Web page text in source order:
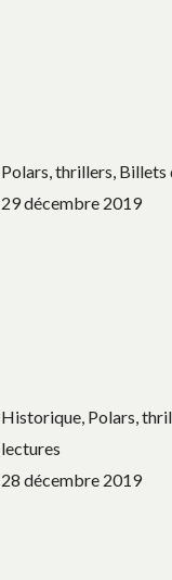
Polars, thrillers, Billets
29 décembre 2019
Historique, Polars,
lectures
28 décembre 2019